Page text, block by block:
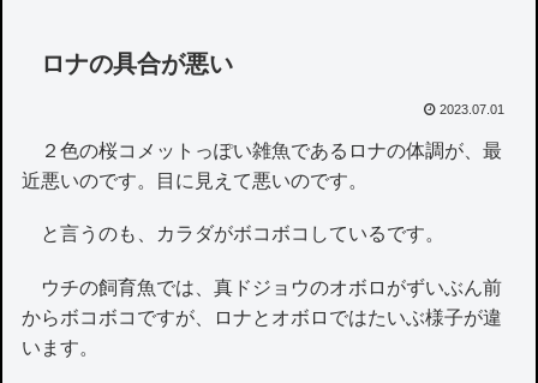
ロナの具合が悪い
2023.07.01
２色の桜コメットっぽい雑魚であるロナの体調が、最
近悪いのです。目に見えて悪いのです。
と言うのも、カラダがボコボコしているです。
ウチの飼育魚では、真ドジョウのオボロがずいぶん前
からボコボコですが、ロナとオボロではたいぶ様子が違
います。